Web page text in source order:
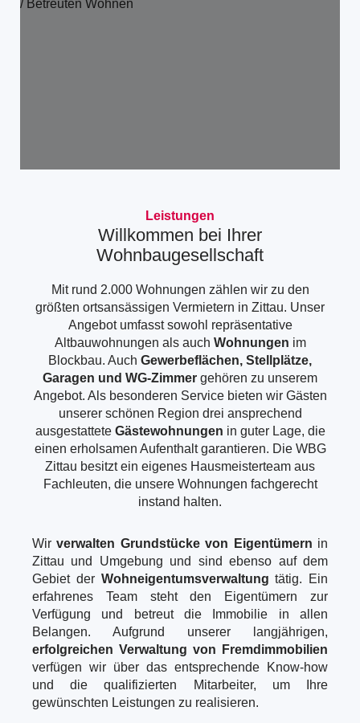
Leistungen
Willkommen bei Ihrer
Wohnbaugesellschaft
Mit rund 2.000 Wohnungen zählen wir zu den
größten ortsansässigen Vermietern in Zittau. Unser
Angebot umfasst sowohl repräsentative
Altbauwohnungen als auch Wohnungen im
Blockbau. Auch Gewerbeflächen, Stellplätze,
Garagen und WG-Zimmer gehören zu unserem
Angebot. Als besonderen Service bieten wir Gästen
unserer schönen Region drei ansprechend
ausgestattete Gästewohnungen in guter Lage, die
einen erholsamen Aufenthalt garantieren. Die WBG
Zittau besitzt ein eigenes Hausmeisterteam aus
Fachleuten, die unsere Wohnungen fachgerecht
instand halten.
Wirverwalten Grundstücke von Eigentümern in
Zittau und Umgebung und sind ebenso auf dem
Gebiet der Wohneigentumsverwaltung tätig. Ein
erfahrenes Team steht den Eigentümern zur
Verfügung und betreut die Immobilie in allen
Belangen. Aufgrund unserer langjährigen,
erfolgreichen Verwaltung von Fremdimmobilien
verfügen wir über das entsprechende Know-how
und die qualifizierten Mitarbeiter, um Ihre
gewünschten Leistungen zu realisieren.